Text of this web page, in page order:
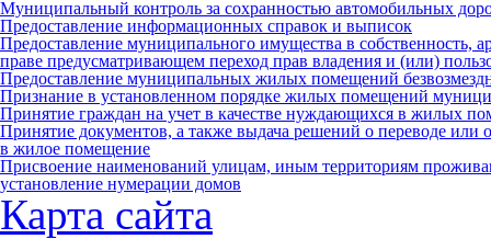
Муниципальный контроль за сохранностью автомобильных
Предоставление информационных справок и выписок
Предоставление муниципального имущества в собственность,
праве предусматривающем переход прав владения и (или)
Предоставление муниципальных жилых помещений
Признание в установленном порядке жилых помещений
Принятие граждан на учет в качестве нуждающихся в жилых
Принятие документов, а также выдача решений о переводе
в жилое помещение
Присвоение наименований улицам, иным территориям
установление нумерации домов
Карта сайта